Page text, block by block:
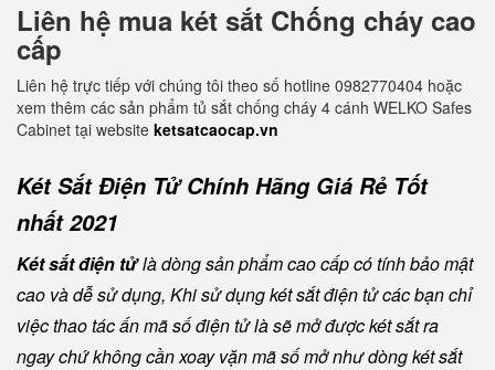
Liên hệ mua két sắt Chống cháy cao
cấp
Liên hệ trực tiếp với chúng tôi theo số hotline 0982770404 hoặc
xem thêm các sản phẩm tủ sắt chống cháy 4 cánh WELKO Safes
Cabinet tại website ketsatcaocap.vn
Két Sắt Điện Tử Chính Hãng Giá Rẻ Tốt
nhất 2021
Két sắt điện tửlà dòng sản phẩm cao cấp có tính bảo mật
cao và dễ sử dụng, Khi sử dụng két sắt điện tử các bạn chỉ
việc thao tác ấn mã số điện tử là sẽ mở được két sắt ra
ngay chứ không cần xoay vặn mã số mở như dòng két sắt